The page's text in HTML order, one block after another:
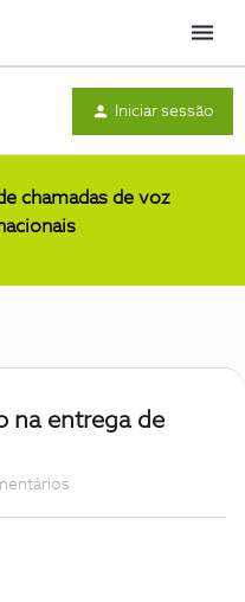
Menu
Iniciar sessão
chamadas de voz
na entrega de